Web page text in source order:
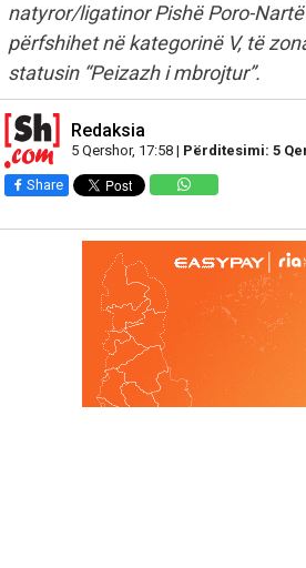
natyror/ligatinor Pishë Poro-
përfshihet në kategorinë V, të
statusin “Peizazh i mbrojtur”.
Redaksia
5 Qershor, 17:58 | Përditesimi: 5
Share